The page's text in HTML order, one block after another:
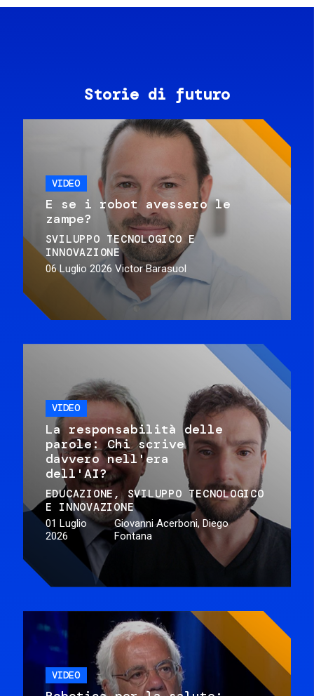
Storie di futuro
VIDEO
E se i robot avessero le
zampe?
SVILUPPO TECNOLOGICO E
INNOVAZIONE
06 Luglio 2026 Victor Barasuol
VIDEO
La responsabilità delle
parole: Chi scrive
davvero nell'era
dell'AI?
EDUCAZIONE
SVILUPPO TECNOLOGICO
E INNOVAZIONE
01 Luglio
2026
Giovanni Acerboni, Diego
Fontana
VIDEO